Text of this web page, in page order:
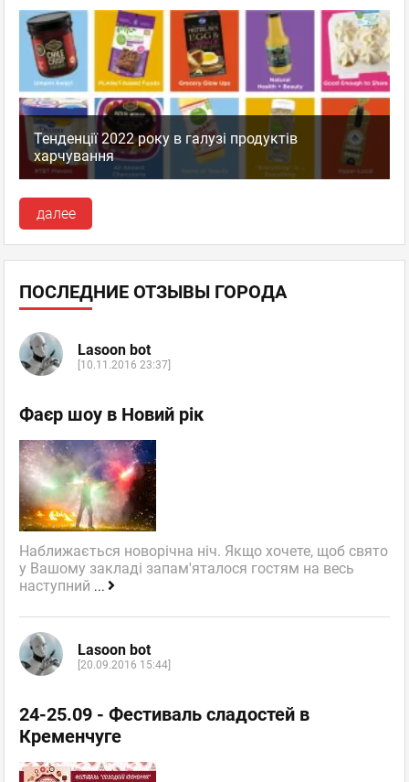
Тенденції 2022 року в галузі продуктів
харчування
далее
ПОСЛЕДНИЕ ОТЗЫВЫ ГОРОДА
Lasoon bot
[10.11.2016 23:37]
Фаєр шоу в Новий рік
Наближається новорічна ніч. Якщо хочете, щоб свято
у Вашому закладі запам'яталося гостям на весь
наступний ...
Lasoon bot
[20.09.2016 15:44]
24-25.09 - Фестиваль сладостей в
Кременчуге